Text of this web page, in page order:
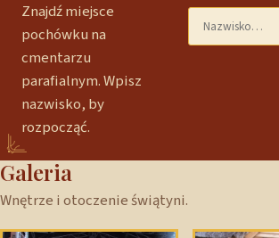
Znajdź miejsce
pochówku na
cmentarzu
parafialnym. Wpisz
nazwisko, by
rozpocząć.
Galeria
Wnętrze i otoczenie świątyni.